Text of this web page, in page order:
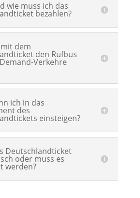
wie muss ich das
bezahlen?
dem
den Rufbus
Verkehre
ich in das
des
einsteigen?
Deutschlandticket
oder muss es
werden?